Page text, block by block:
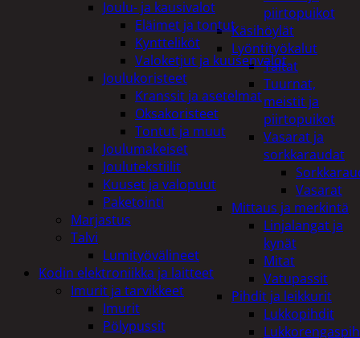
piirtopuikot
Käsihöylät
Lyöntityökalut
Taltat
Tuurnat,
meistit ja
piirtopuikot
Vasarat ja
sorkkaraudat
Vasarat
Mittaus ja merkintä
Linjalangat ja
kynät
Mitat
Vatupassit
Pihdit ja leikkurit
Lukkopihdit
Joulu- ja kausivalot
Eläimet ja tontut
Kyntteliköt
Valoketjut ja kuusenvalot
Joulukoristeet
Kranssit ja asetelmat
Oksakoristeet
Tontut ja muut
Joulumakeiset
Joulutekstiilit
Kuuset ja valopuut
Paketointi
Marjastus
Talvi
Lumityövälineet
Kodin elektroniikka ja laitteet
Imurit ja tarvikkeet
Imurit
Pölypussit